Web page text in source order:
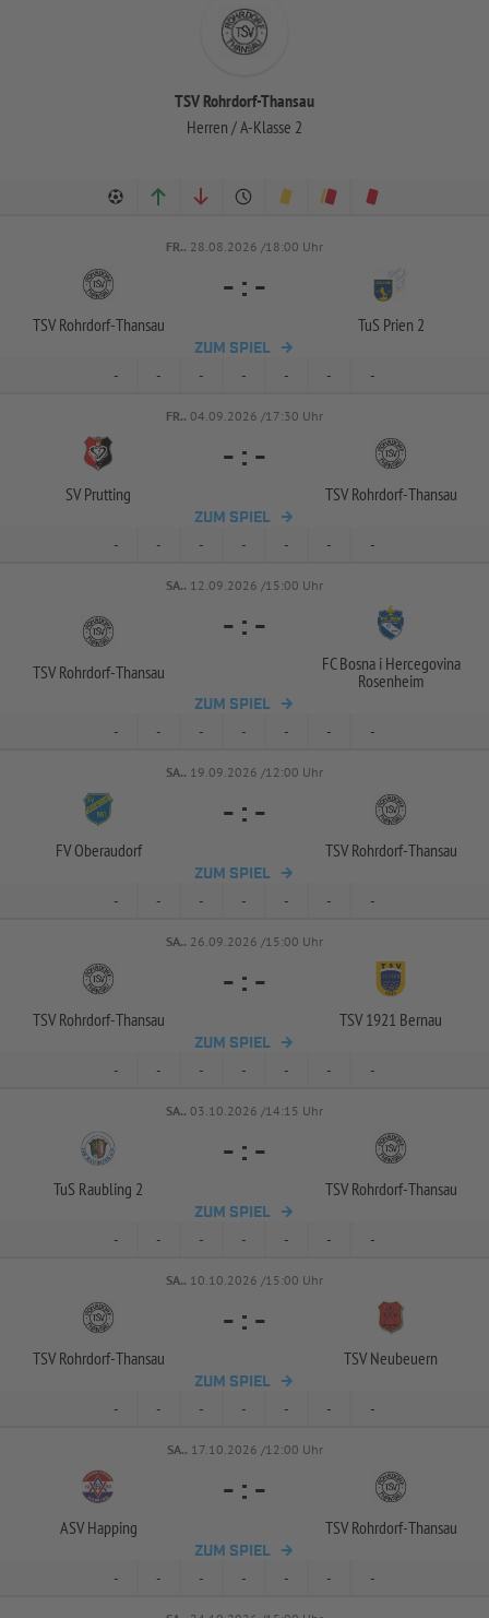
TSV Rohrdorf-Thansau
Herren / A-Klasse 2
FR.. 28.08.2026 /18:00 Uhr
TSV Rohrdorf-Thansau
- : -
TuS Prien 2
ZUM SPIEL
- - - - - - -
FR.. 04.09.2026 /17:30 Uhr
SV Prutting
- : -
TSV Rohrdorf-Thansau
ZUM SPIEL
- - - - - - -
SA.. 12.09.2026 /15:00 Uhr
TSV Rohrdorf-Thansau
- : -
FC Bosna i Hercegovina
Rosenheim
ZUM SPIEL
- - - - - - -
SA.. 19.09.2026 /12:00 Uhr
FV Oberaudorf
- : -
TSV Rohrdorf-Thansau
ZUM SPIEL
- - - - - - -
SA.. 26.09.2026 /15:00 Uhr
TSV Rohrdorf-Thansau
- : -
TSV 1921 Bernau
ZUM SPIEL
- - - - - - -
SA.. 03.10.2026 /14:15 Uhr
TuS Raubling 2
- : -
TSV Rohrdorf-Thansau
ZUM SPIEL
- - - - - - -
SA.. 10.10.2026 /15:00 Uhr
TSV Rohrdorf-Thansau
- : -
TSV Neubeuern
ZUM SPIEL
- - - - - - -
SA.. 17.10.2026 /12:00 Uhr
ASV Happing
- : -
TSV Rohrdorf-Thansau
ZUM SPIEL
- - - - - - -